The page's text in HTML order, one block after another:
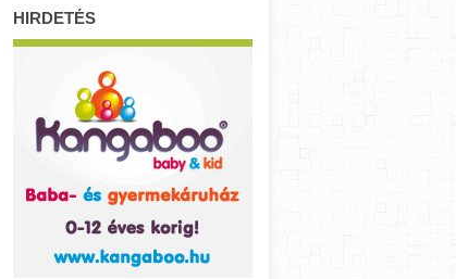
HIRDETÉS